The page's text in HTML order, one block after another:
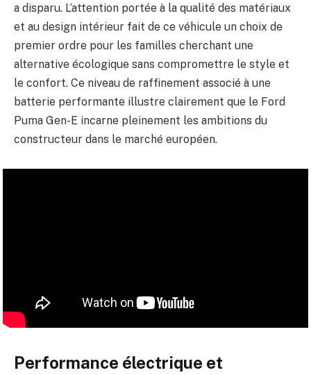
a disparu. L’attention portée à la qualité des matériaux
et au design intérieur fait de ce véhicule un choix de
premier ordre pour les familles cherchant une
alternative écologique sans compromettre le style et
le confort. Ce niveau de raffinement associé à une
batterie performante illustre clairement que le Ford
Puma Gen-E incarne pleinement les ambitions du
constructeur dans le marché européen.
Performance électrique et